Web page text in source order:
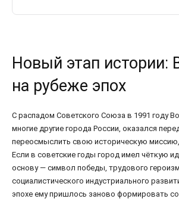
Новый этап истории:
на рубеже эпох
С распадом Советского Союза в 1991 году
многие другие города России, оказался
переосмыслить свою историческую
Если в советские годы город имел чёткую
основу — символ победы, трудового
социалистического индустриального
эпохе ему пришлось заново формировать